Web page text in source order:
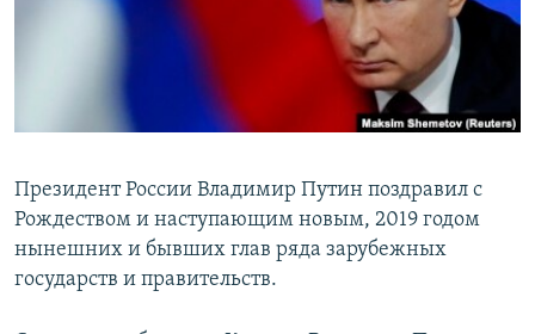
Все сайты Радио Азатутюн
Президент России Владимир Путин поздравил с
Рождеством и наступающим новым, 2019 годом
нынешних и бывших глав ряда зарубежных
государств и правительств.